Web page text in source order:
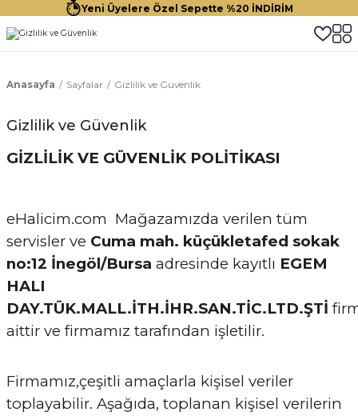
Yeni Üyelere Özel Sepette %20 İNDİRİM
Anasayfa Sayfalar Gizlilik ve Güvenlik
Gizlilik ve Güvenlik
GİZLİLİK VE GÜVENLİK POLİTİKASI
eHalicim.com Mağazamızda verilen tüm
servisler ve Cuma mah. küçükletafed sokak
no:12 İnegöl/Bursa adresinde kayıtlı EGEM
HALI
DAY.TÜK.MALL.İTH.İHR.SAN.TİC.LTD.ŞTİ
aittir ve firmamız tarafından işletilir.
Firmamız,çeşitli amaçlarla kişisel veriler
toplayabilir. Aşağıda, toplanan kişisel verilerin